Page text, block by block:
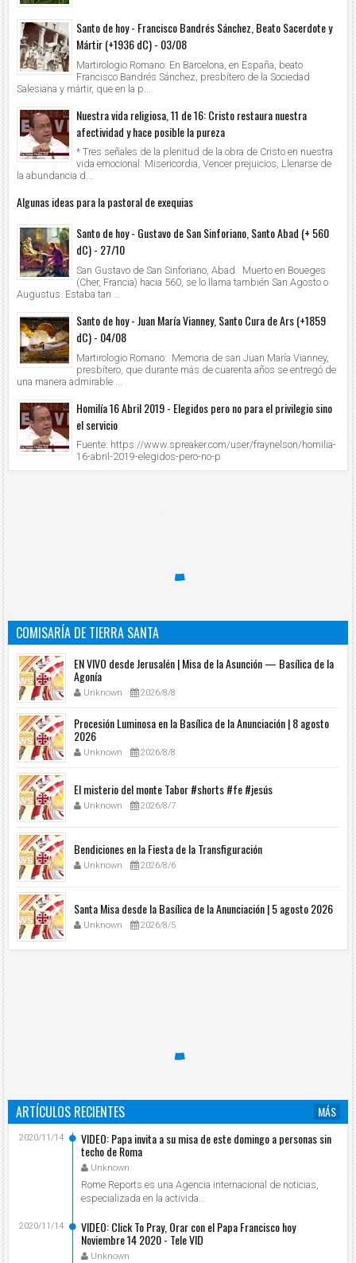
Santo de hoy - Francisco Bandrés Sánchez, Beato Sacerdote y
Mártir (+1936 dC) - 03/08
Martirologio Romano: En Barcelona, en España, beato
Francisco Bandrés Sánchez, presbítero de la Sociedad
Salesiana y mártir, que en la p...
Nuestra vida religiosa, 11 de 16: Cristo restaura nuestra
afectividad y hace posible la pureza
* Tres señales de la plenitud de la obra de Cristo en nuestra
vida emocional: Misericordia, Vencer prejuicios, Llenarse de
la abundancia d...
Algunas ideas para la pastoral de exequias
Santo de hoy - Gustavo de San Sinforiano, Santo Abad (+ 560
dC) - 27/10
San Gustavo de San Sinforiano, Abad. Muerto en Boueges
(Cher, Francia) hacia 560, se lo llama también San Agosto o
Augustus. Estaba tan ...
Santo de hoy - Juan María Vianney, Santo Cura de Ars (+1859
dC) - 04/08
Martirologio Romano: Memoria de san Juan María Vianney,
presbítero, que durante más de cuarenta años se entregó de
una manera admirable ...
Homilía 16 Abril 2019 - Elegidos pero no para el privilegio sino
el servicio
Fuente: https://www.spreaker.com/user/fraynelson/homilia-
16-abril-2019-elegidos-pero-no-p
COMISARÍA DE TIERRA SANTA
EN VIVO desde Jerusalén | Misa de la Asunción — Basílica de la
Agonía
Unknown 2026/8/8
Procesión Luminosa en la Basílica de la Anunciación | 8 agosto
2026
Unknown 2026/8/8
El misterio del monte Tabor #shorts #fe #jesús
Unknown 2026/8/7
Bendiciones en la Fiesta de la Transfiguración
Unknown 2026/8/6
Santa Misa desde la Basílica de la Anunciación | 5 agosto 2026
Unknown 2026/8/5
ARTÍCULOS RECIENTES
MÁS
VIDEO: Papa invita a su misa de este domingo a personas sin
techo de Roma
Unknown
2020/11/14
Rome Reports es una Agencia internacional de noticias,
especializada en la activida...
VIDEO: Click To Pray, Orar con el Papa Francisco hoy
Noviembre 14 2020 - Tele VID
Unknown
2020/11/14